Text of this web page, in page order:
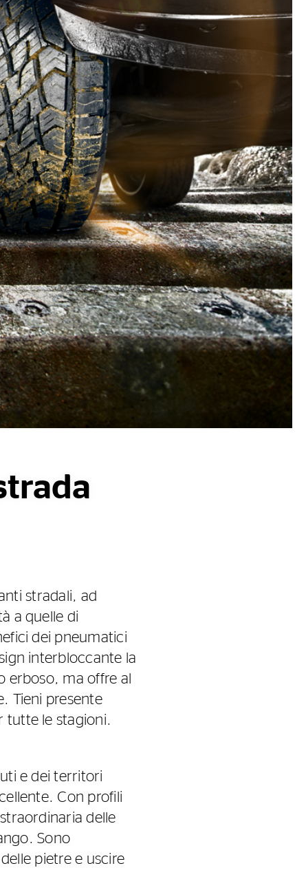
stradali, ad
a quelle di
dei pneumatici
interbloccante la
erboso, ma offre al
Tieni presente
tutte le stagioni.
e dei territori
Con profili
delle
Sono
pietre e uscire